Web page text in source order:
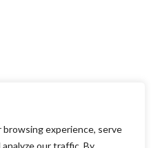
experience, serve
our traffic. By